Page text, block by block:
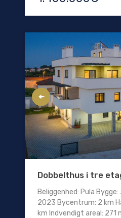
Dobbelthus i tre
Beliggenhed: Pula
2023 Bycentrum: 2 km
km Indvendigt areal: 271